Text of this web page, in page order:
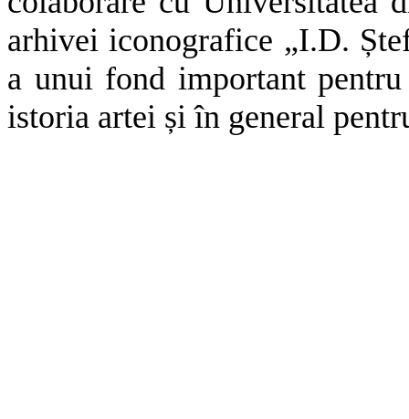
arhivei iconografice „I.D.
a unui fond important
istoria artei și în general